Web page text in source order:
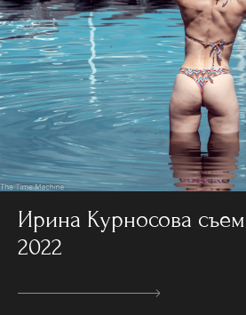
Ирина Курносова
2022